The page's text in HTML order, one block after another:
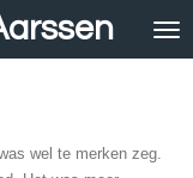
wel te merken zeg.